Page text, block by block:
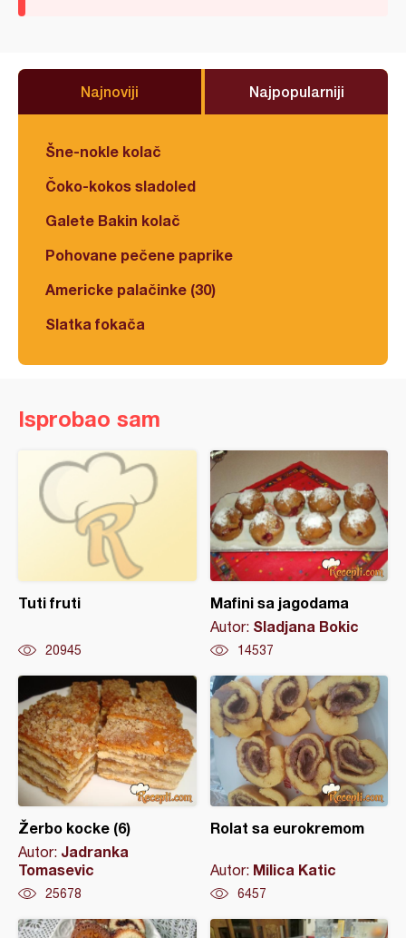
Najnoviji Najpopularniji
Šne-nokle kolač
Čoko-kokos sladoled
Galete Bakin kolač
Pohovane pečene paprike
Americke palačinke (30)
Slatka fokača
Isprobao sam
Tuti fruti
20945
Mafini sa jagodama
Autor: Sladjana Bokic
14537
Žerbo kocke (6)
Autor: Jadranka
Tomasevic
25678
Rolat sa eurokremom
Autor: Milica Katic
6457